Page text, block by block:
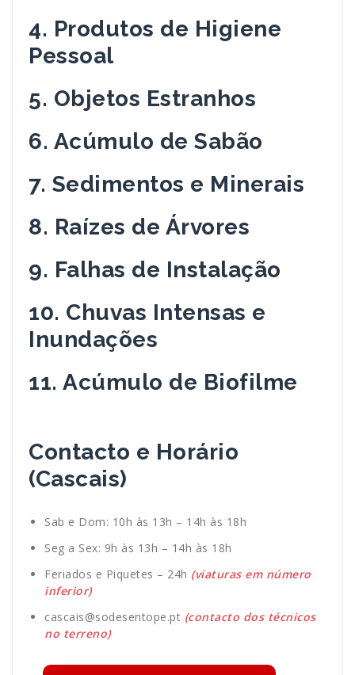
4. Produtos de Higiene
Pessoal
5. Objetos Estranhos
6. Acúmulo de Sabão
7. Sedimentos e Minerais
8. Raízes de Árvores
9. Falhas de Instalação
10. Chuvas Intensas e
Inundações
11. Acúmulo de Biofilme
Contacto e Horário
(Cascais)
Sab e Dom: 10h às 13h – 14h às 18h
Seg a Sex: 9h às 13h – 14h às 18h
Feriados e Piquetes – 24h (viaturas em número
inferior)
cascais@sodesentope.pt (contacto dos técnicos
no terreno)